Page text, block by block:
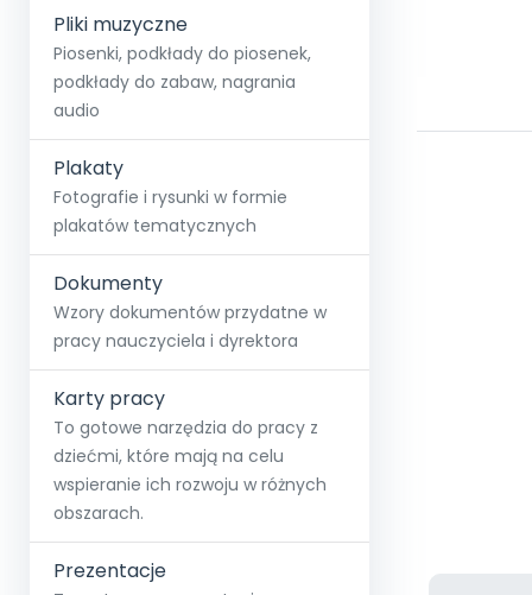
Pliki muzyczne
Piosenki, podkłady do piosenek,
podkłady do zabaw, nagrania
audio
Plakaty
Fotografie i rysunki w formie
plakatów tematycznych
Dokumenty
Wzory dokumentów przydatne w
pracy nauczyciela i dyrektora
Karty pracy
To gotowe narzędzia do pracy z
dziećmi, które mają na celu
wspieranie ich rozwoju w różnych
obszarach.
Prezentacje